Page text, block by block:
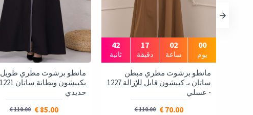
00
يوم
02
ساعة
17
دقيقة
41
ثانية
مانطو برشوت مطري مبطن
ساتان بـ كبيشون قابل للإزالة 1227
- عسلي
70.00 €
110.00 €
مانطو برشوت مطري طويل
حديدي
85.00 €
110.00 €